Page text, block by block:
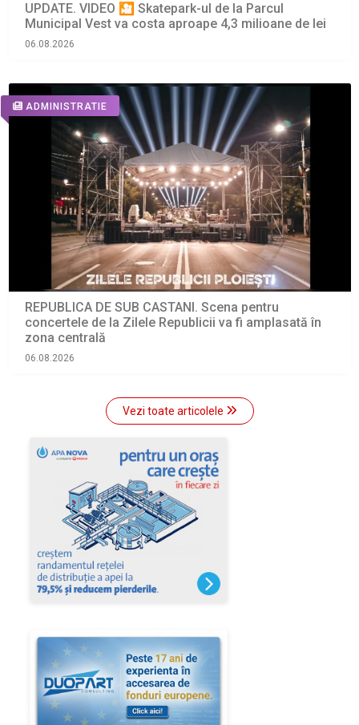
UPDATE. VIDEO 🎦 Skatepark-ul de la Parcul
Municipal Vest va costa aproape 4,3 milioane de lei
06.08.2026
ADMINISTRATIE
REPUBLICA DE SUB CASTANI. Scena pentru
concertele de la Zilele Republicii va fi amplasată în
zona centrală
06.08.2026
Vezi toate articolele